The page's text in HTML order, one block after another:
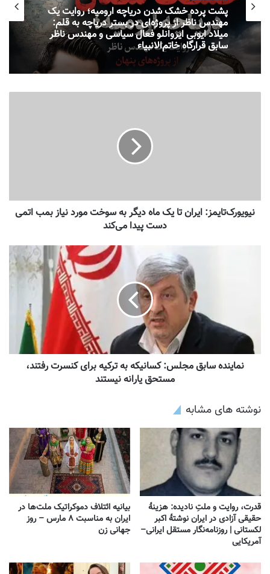
پشت پرده خشک شدن دریاچه ارومیه؛ روایت یک
مهندس ناظر از پروژه‌ای در بستر دریاچه به قلم:
میلاد ایوبی ایروانلو فعال سیاسی و مهندس ناظر
سابق قرارگاه خاتم‌الانبیاء
نیویورک‌تایمز: ایران تا یک ماه دیگر به سوخت مورد نیاز بمب اتمی
دست پیدا می‌کند
نماینده سابق مجلس: کسانیکه به ترکیه برای کنسرت رفتند،
مستحق یارانه نیستند
نوشته های مشابه
قدرت، روایت و ملتِ نادیده: هزینهٔ
حقیقی آزادی در ایران نوشتهٔ اکبر
لکستانی | روزنامه‌نگار مستقل ایرانی–
آمریکایی
بیانیه ائتلاف دموکراتیک ملت‌ها در
ایران به مناسبت ۸ مارس – روز
جهانی زن